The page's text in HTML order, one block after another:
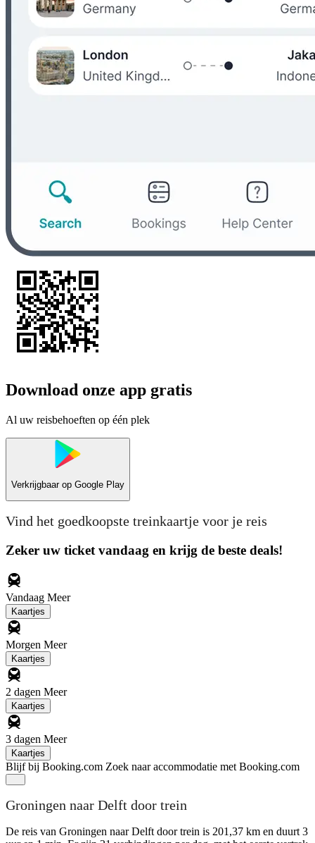
Download onze app gratis
Al uw reisbehoeften op één plek
Verkrijgbaar op Google Play
Vind het goedkoopste treinkaartje voor je reis
Zeker uw ticket vandaag en krijg de beste deals!
Vandaag Meer
Kaartjes
Morgen Meer
Kaartjes
2 dagen Meer
Kaartjes
3 dagen Meer
Kaartjes
Blijf bij Booking.com Zoek naar accommodatie met Booking.com
Groningen naar Delft door trein
De reis van Groningen naar Delft door trein is 201,37 km en duurt 3